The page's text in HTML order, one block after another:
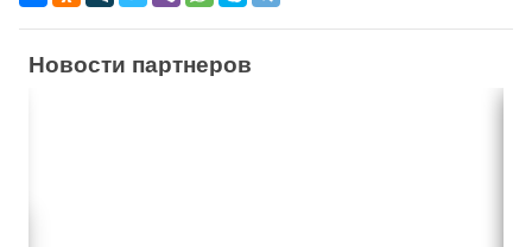
Новости партнеров